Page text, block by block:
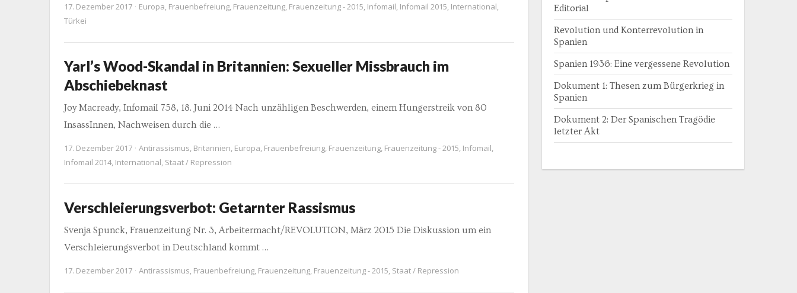
17. Dezember 2017 Europa Frauenbefreiung, Frauenzeitung, Frauenzeitung - 2015 Infomail Infomail 2015 International
Türkei
Yarl’s Wood-Skandal in Britannien: Sexueller Missbrauch im
Abschiebeknast
Joy Macready, Infomail 758, 18. Juni 2014 Nach unzähligen Beschwerden, einem Hungerstreik von 80
InsassInnen, Nachweisen durch die …
17. Dezember 2017 Antirassismus Britannien Europa Frauenbefreiung, Frauenzeitung, Frauenzeitung - 2015 Infomail
Infomail 2014, International Staat / Repression
Verschleierungsverbot: Getarnter Rassismus
Svenja Spunck, Frauenzeitung Nr. 3, Arbeitermacht/REVOLUTION, März 2015 Die Diskussion um ein
Verschleierungsverbot in Deutschland kommt …
17. Dezember 2017 Antirassismus Frauenbefreiung, Frauenzeitung, Frauenzeitung - 2015 Staat / Repression
Editorial
Revolution und Konterrevolution in
Spanien
Spanien 1936: Eine vergessene Revolution
Dokument 1: Thesen zum Bürgerkrieg in
Spanien
Dokument 2: Der Spanischen Tragödie
letzter Akt